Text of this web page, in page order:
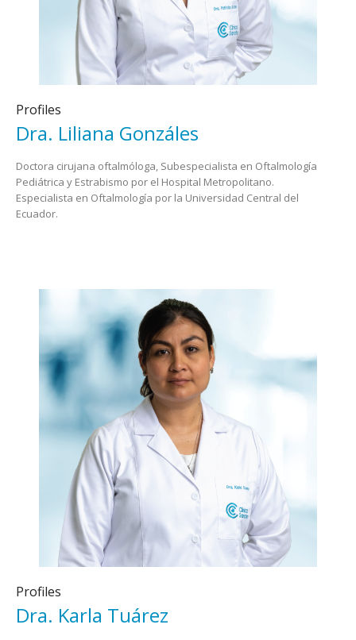
Profiles
Dra. Liliana Gonzáles
Doctora cirujana oftalmóloga, Subespecialista en Oftalmología
Pediátrica y Estrabismo por el Hospital Metropolitano.
Especialista en Oftalmología por la Universidad Central del
Ecuador.
Profiles
Dra. Karla Tuárez